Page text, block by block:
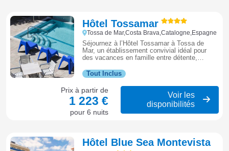
Hôtel Tossamar
Tossa de Mar,Costa Brava,Catalogne,Espagne
Séjournez à l’Hôtel Tossamar à Tossa de
Mar, un établissement convivial idéal pour
des vacances en famille entre détente,
Brava.
Tout Inclus
Prix à partir de
1 223 €
pour 6 nuits
Voir les
disponibilités
Hôtel Blue Sea Montevista